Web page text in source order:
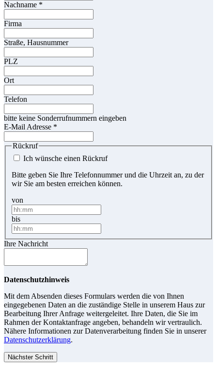
Nachname *
Firma
Straße, Hausnummer
PLZ
Ort
Telefon
bitte keine Sonderrufnummern eingeben
E-Mail Adresse *
Rückruf
Ich wünsche einen Rückruf
Bitte geben Sie Ihre Telefonnummer und die Uhrzeit an, zu der
wir Sie am besten erreichen können.
von
bis
Ihre Nachricht
Datenschutzhinweis
Mit dem Absenden dieses Formulars werden die von Ihnen
eingegebenen Daten an die zuständige Stelle in unserem Haus zur
Bearbeitung Ihrer Anfrage weitergeleitet. Ihre Daten, die Sie im
Rahmen der Kontaktanfrage angeben, behandeln wir vertraulich.
Nähere Informationen zur Datenverarbeitung finden Sie in unserer
Datenschutzerklärung.
Nächster Schritt